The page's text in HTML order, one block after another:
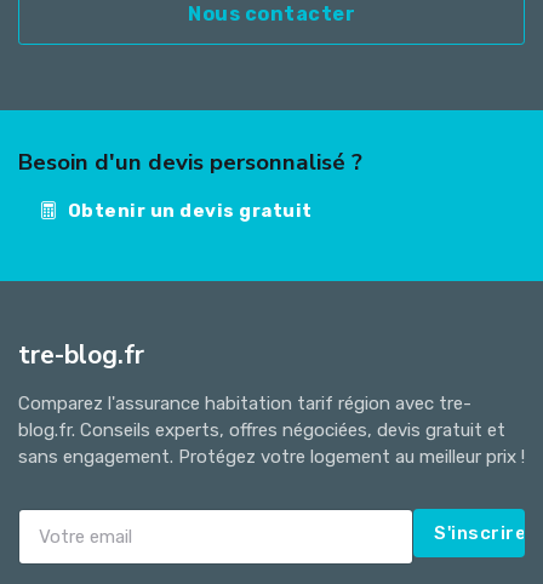
Nous contacter
Besoin d'un devis personnalisé ?
Obtenir un devis gratuit
tre-blog.fr
Comparez l'assurance habitation tarif région avec tre-
blog.fr. Conseils experts, offres négociées, devis gratuit et
sans engagement. Protégez votre logement au meilleur prix !
S'inscrire